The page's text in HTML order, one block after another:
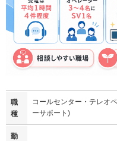
職
種
コールセンター・テレオ
ーサポート)
勤